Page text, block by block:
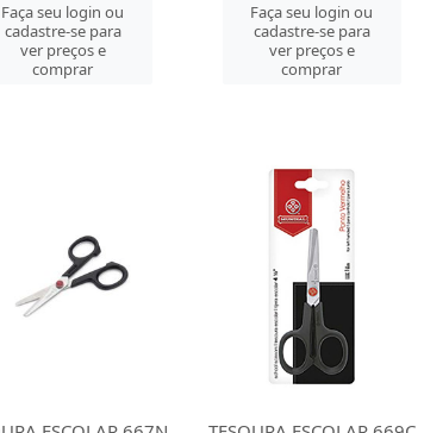
Faça seu login ou
cadastre-se para
ver preços e
comprar
Faça seu login ou
cadastre-se para
ver preços e
comprar